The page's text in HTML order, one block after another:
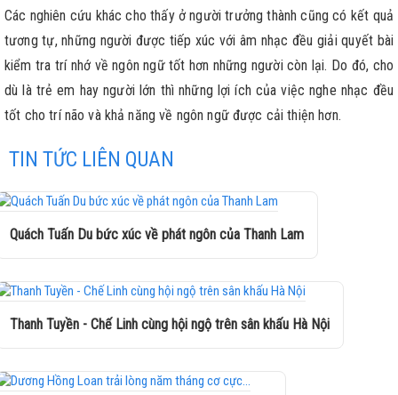
Các nghiên cứu khác cho thấy ở người trưởng thành cũng có kết quả
tương tự, những người được tiếp xúc với âm nhạc đều giải quyết bài
kiểm tra trí nhớ về ngôn ngữ tốt hơn những người còn lại. Do đó, cho
dù là trẻ em hay người lớn thì những lợi ích của việc nghe nhạc đều
tốt cho trí não và khả năng về ngôn ngữ được cải thiện hơn.
TIN TỨC LIÊN QUAN
Quách Tuấn Du bức xúc về phát ngôn của Thanh Lam
Thanh Tuyền - Chế Linh cùng hội ngộ trên sân khấu Hà Nội